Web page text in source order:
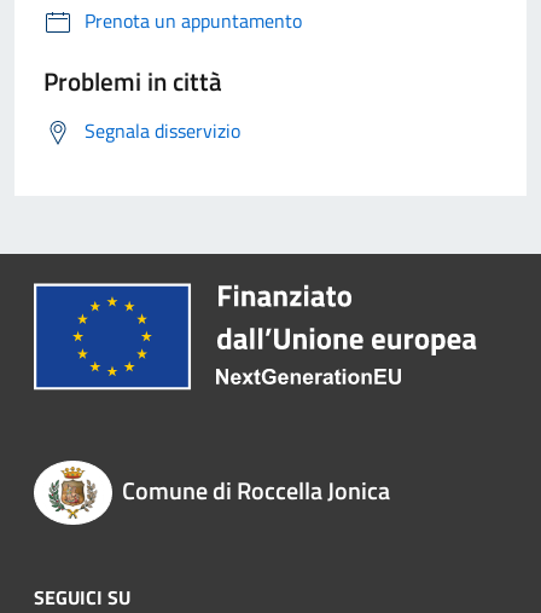
Prenota un appuntamento
Problemi in città
Segnala disservizio
Comune di Roccella Jonica
SEGUICI SU